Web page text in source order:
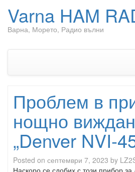
Varna HAM
Варна, Морето, Радио вълни
Проблем в
нощно
„Denver NVI-
Posted on септември 7, 2023 by
Наскоро се сдобих с този прибор